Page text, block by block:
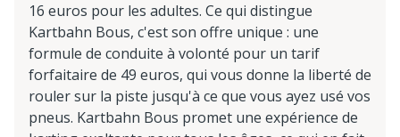
16 euros pour les adultes. Ce qui distingue
Kartbahn Bous, c'est son offre unique : une
formule de conduite à volonté pour un tarif
forfaitaire de 49 euros, qui vous donne la liberté de
rouler sur la piste jusqu'à ce que vous ayez usé vos
pneus. Kartbahn Bous promet une expérience de